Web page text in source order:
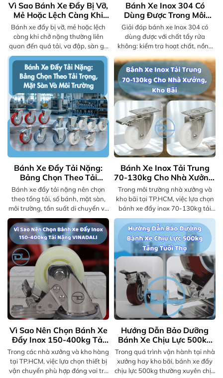
Vì Sao Bánh Xe Đẩy Bị Vỡ,
Mẻ Hoặc Lệch Càng Khi
Chở Nặng? | VINADALI
Bánh xe đẩy bị vỡ, mẻ hoặc lệch
càng khi chở nặng thường liên
quan đến quá tải, va đập, sàn gồ
ghề hay sai cấu hình. Xem cách
kiểm tra an toàn.
Bánh Xe Inox 304 Có
Dùng Được Trong Môi
Trường Có Chất Tẩy Rửa
Không? | VINADALI
Giải đáp bánh xe Inox 304 có
dùng được với chất tẩy rửa
không: kiểm tra hoạt chất, nồng
độ, nhiệt độ, thời gian tiếp xúc và
cấu tạo cụm bánh xe trước khi
chọn.
Bánh Xe Đẩy Tải Nặng:
Bảng Chọn Theo Tải
Trọng, Mặt Sàn Và Môi
Trường
Bánh xe đẩy tải nặng nên chọn
theo tổng tải, số bánh, mặt sàn,
môi trường, tần suất di chuyển và
kiểu càng. Xem bảng chọn thực tế
cho kho xưởng.
Bánh Xe Inox Tải Trung
70-130kg Cho Nhà Xưởng,
Kho Bãi
Trong môi trường nhà xưởng và
kho bãi tại TP.HCM, việc lựa chọn
bánh xe đẩy inox 70-130kg tải
trung là giải pháp tối ưu giúp vận
chuyển hàng hóa hiệu quả, bền bỉ
và chống gỉ sét vượt trội. Với khả
năng chịu lực tốt, vận hành êm ái
và phù hợp nhiều điều kiện khắc
nghiệt, đây là lựa chọn hàng đầu
cho doanh nghiệp hiện đại.
Vì Sao Nên Chọn Bánh Xe
Đẩy Inox 150-400kg Tải
Nặng VINADALI
Trong các nhà xưởng và kho hàng
tại TP.HCM, việc lựa chọn thiết bị
vận chuyển phù hợp đóng vai trò
Hướng Dẫn Bảo Dưỡng
Bánh Xe Chịu Lực 500kg
Tăng Tuổi Thọ
Trong quá trình vận hành tại nhà
xưởng hay kho bãi, bánh xe đẩy
chịu lực 500kg thường xuyên chịu